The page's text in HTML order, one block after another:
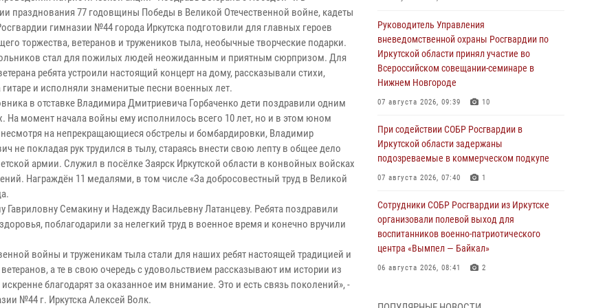
празднования 77 годовщины Победы в Великой Отечественной войне, кадеты
гимназии №44 города Иркутска подготовили для главных героев
торжества, ветеранов и тружеников тыла, необычные творческие подарки.
стал для пожилых людей неожиданным и приятным сюрпризом. Для
ребята устроили настоящий концерт на дому, рассказывали стихи,
гитаре и исполняли знаменитые песни военных лет.
в отставке Владимира Дмитриевича Горбаченко дети поздравили одним
На момент начала войны ему исполнилось всего 10 лет, но и в этом юном
несмотря на непрекращающиеся обстрелы и бомбардировки, Владимир
не покладая рук трудился в тылу, стараясь внести свою лепту в общее дело
армии. Служил в посёлке Заярск Иркутской области в конвойных войсках
Награждён 11 медалями, в том числе «За добросовестный труд в Великой
Семакину и Надежду Васильевну Латанцеву. Ребята поздравили
поблагодарили за нелегкий труд в военное время и конечно вручили
войны и труженикам тыла стали для наших ребят настоящей традицией и
а те в свою очередь с удовольствием рассказывают им истории из
благодарят за оказанное им внимание. Это и есть связь поколений», -
№44 г. Иркутска Алексей Волк.
Руководитель Управления
вневедомственной охраны Росгвардии по
Иркутской области принял участие во
Всероссийском совещании-семинаре в
Нижнем Новгороде
07 августа 2026, 09:39 10
При содействии СОБР Росгвардии в
Иркутской области задержаны
подозреваемые в коммерческом подкупе
07 августа 2026, 07:40 1
Сотрудники СОБР Росгвардии из Иркутске
организовали полевой выход для
воспитанников военно-патриотического
центра «Вымпел — Байкал»
06 августа 2026, 08:41 2